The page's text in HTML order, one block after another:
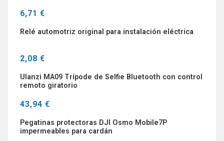
6,71 €
Relé automotriz original para instalación eléctrica
2,08 €
Ulanzi MA09 Trípode de Selfie Bluetooth con control
remoto giratorio
43,94 €
Pegatinas protectoras DJI Osmo Mobile7P
impermeables para cardán